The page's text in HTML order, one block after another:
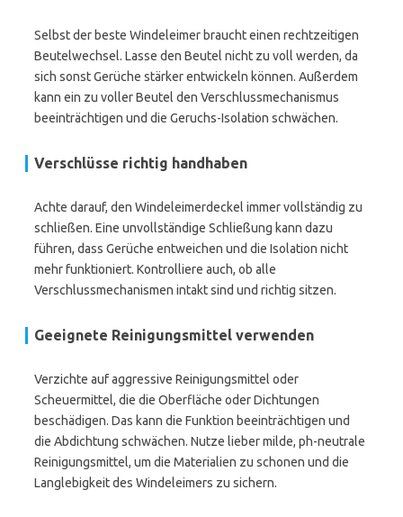
Selbst der beste Windeleimer braucht einen rechtzeitigen
Beutelwechsel. Lasse den Beutel nicht zu voll werden, da
sich sonst Gerüche stärker entwickeln können. Außerdem
kann ein zu voller Beutel den Verschlussmechanismus
beeinträchtigen und die Geruchs-Isolation schwächen.
Verschlüsse richtig handhaben
Achte darauf, den Windeleimerdeckel immer vollständig zu
schließen. Eine unvollständige Schließung kann dazu
führen, dass Gerüche entweichen und die Isolation nicht
mehr funktioniert. Kontrolliere auch, ob alle
Verschlussmechanismen intakt sind und richtig sitzen.
Geeignete Reinigungsmittel verwenden
Verzichte auf aggressive Reinigungsmittel oder
Scheuermittel, die die Oberfläche oder Dichtungen
beschädigen. Das kann die Funktion beeinträchtigen und
die Abdichtung schwächen. Nutze lieber milde, ph-neutrale
Reinigungsmittel, um die Materialien zu schonen und die
Langlebigkeit des Windeleimers zu sichern.